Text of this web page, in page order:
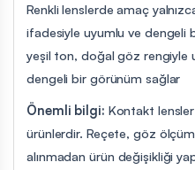
Renkli lenslerde amaç
ifadesiyle uyumlu ve dengeli
yeşil ton, doğal göz rengiyle
dengeli bir görünüm sağlar
Önemli bilgi: Kontakt lensler
ürünlerdir. Reçete, göz
alınmadan ürün değişikliği